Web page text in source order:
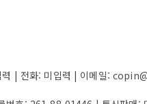
력 | 전화: 미입력 | 이메일: